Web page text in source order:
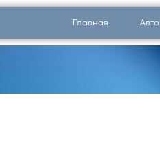
Главная